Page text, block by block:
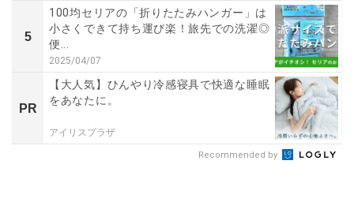
5
100均セリアの「折りたたみハンガー」は
小さくできて持ち運び楽！旅先での洗濯◎
便...
2025/04/07
PR
【大人気】ひんやり冷感寝具で快適な睡眠
をあなたに。
アイリスプラザ
Recommended by